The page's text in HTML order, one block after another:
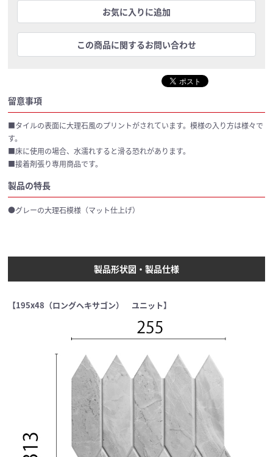
お気に入りに追加
この商品に関するお問い合わせ
留意事項
■タイルの表面に大理石風のプリントがされています。模様の入り方は様々で
す。
■床に使用の場合、水濡れすると滑る恐れがあります。
■接着剤張り専用商品です。
製品の特長
●グレーの大理石模様（マット仕上げ）
製品形状図・製品仕様
【195x48（ロングヘキサゴン） ユニット】